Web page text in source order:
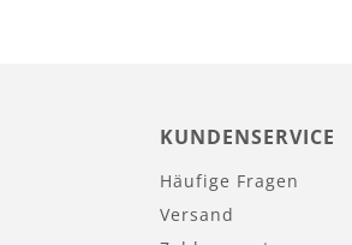
KUNDENSERVICE
Häufige Fragen
Versand